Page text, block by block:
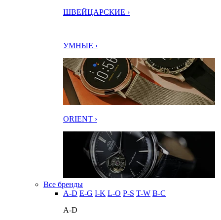
ШВЕЙЦАРСКИЕ ›
УМНЫЕ ›
ORIENT ›
Все бренды
A-D E-G I-K L-O P-S T-W В-С
A-D